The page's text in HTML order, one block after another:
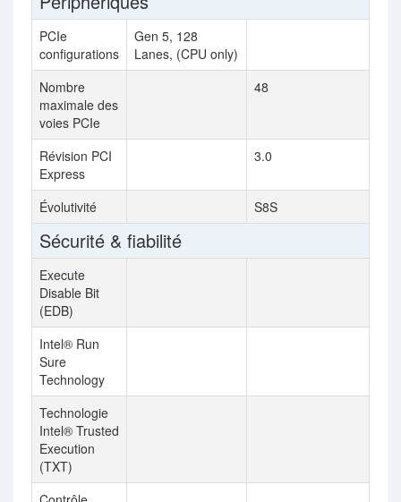
PCIe
configurations
Gen 5, 128
Lanes, (CPU only)
Nombre
maximale des
voies PCIe
48
Révision PCI
Express
3.0
Évolutivité S8S
Sécurité & fiabilité
Execute
Disable Bit
(EDB)
Intel® Run
Sure
Technology
Technologie
Intel® Trusted
Execution
(TXT)